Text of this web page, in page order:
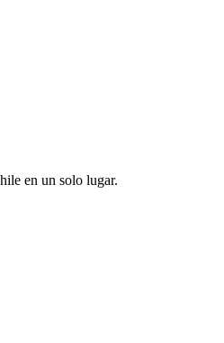
en un solo lugar.